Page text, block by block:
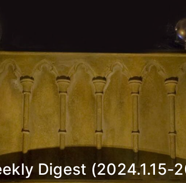
Digest (2024.1.15-